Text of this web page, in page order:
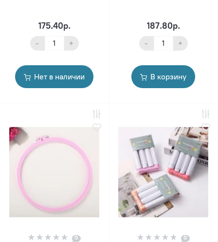
175.40р.
- +
Нет в наличии
187.80р.
- +
В корзину
0 0